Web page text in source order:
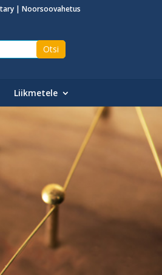
| Noorsoovahetus
Liikmetele